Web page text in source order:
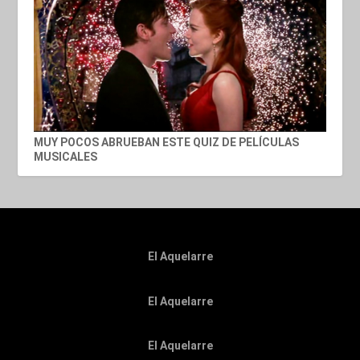
MUY POCOS ABRUEBAN ESTE QUIZ DE PELÍCULAS
MUSICALES
El Aquelarre
El Aquelarre
El Aquelarre